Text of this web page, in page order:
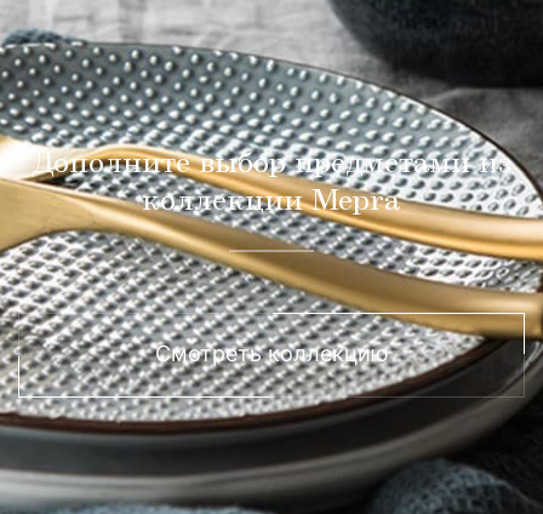
Дополните выбор предметами из
коллекции Mepra
Смотреть коллекцию